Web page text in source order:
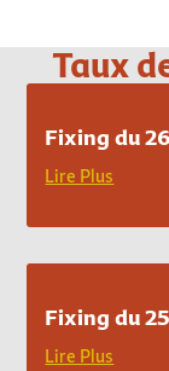
Taux
Fixing du
Lire Plus
Fixing du
Lire Plus